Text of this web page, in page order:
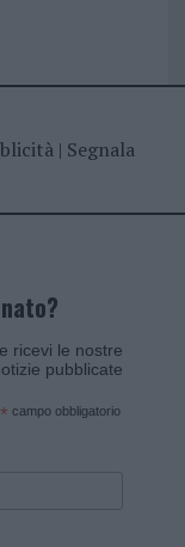
| Segnala
ricevi le nostre
pubblicate
* campo obbligatorio